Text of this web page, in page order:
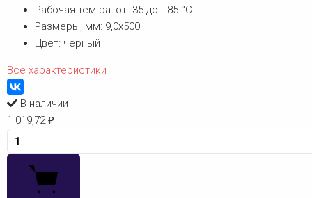
Рабочая тем-ра: от -35 до +85 °С
Размеры, мм: 9,0x500
Цвет: черный
Все характеристики
В наличии
1 019,72 ₽